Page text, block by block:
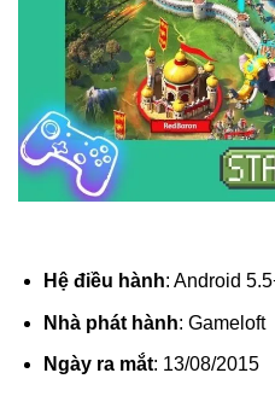
Hệ điều hành: Android
Nhà phát hành: Gameloft
Ngày ra mắt: 13/08/2015